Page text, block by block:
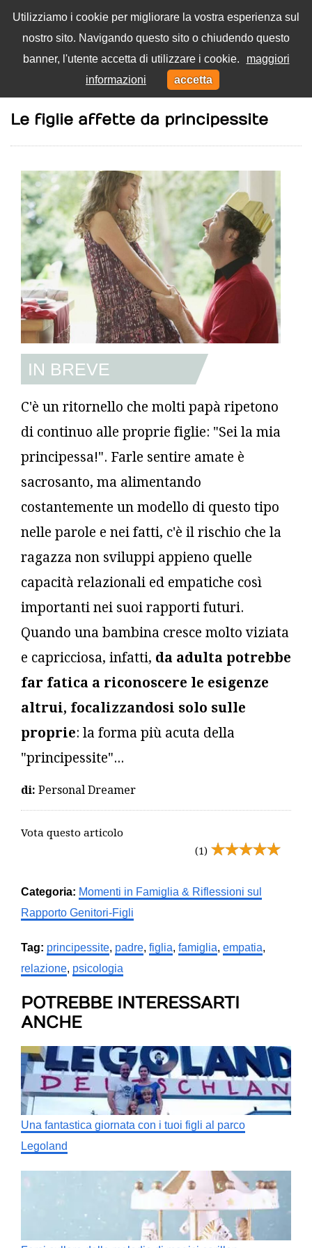
Utilizziamo i cookie per migliorare la vostra esperienza sul
nostro sito. Navigando questo sito o chiudendo questo
banner, l'utente accetta di utilizzare i cookie.
maggiori
informazioni
accetta
Menu
Le figlie affette da principessite
IN BREVE
C'è un ritornello che molti papà ripetono
di continuo alle proprie figlie: "Sei la mia
principessa!". Farle sentire amate è
sacrosanto, ma alimentando
costantemente un modello di questo tipo
nelle parole e nei fatti, c'è il rischio che la
ragazza non sviluppi appieno quelle
capacità relazionali ed empatiche così
importanti nei suoi rapporti futuri.
Quando una bambina cresce molto viziata
e capricciosa, infatti, da adulta potrebbe
far fatica a riconoscere le esigenze
altrui, focalizzandosi solo sulle
proprie: la forma più acuta della
"principessite"...
di: Personal Dreamer
Vota questo articolo
(1)
Categoria: Momenti in Famiglia & Riflessioni sul
Rapporto Genitori-Figli
Tag: principessite, padre, figlia, famiglia, empatia,
relazione, psicologia
POTREBBE INTERESSARTI
ANCHE
Una fantastica giornata con i tuoi figli al parco
Legoland